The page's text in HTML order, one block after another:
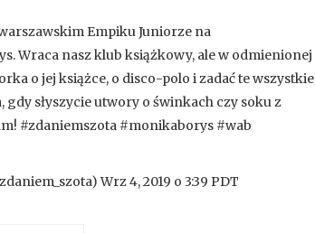
Empiku Juniorze na
Wraca nasz klub książkowy, ale w odmienionej
o jej książce, o disco-polo i zadać te wszystkie
słyszycie utwory o świnkach czy soku z
#zdaniemszota #monikaborys #wab
Wrz 4, 2019 o 3:39 PDT